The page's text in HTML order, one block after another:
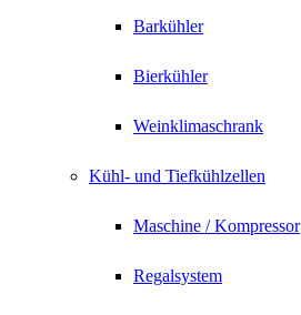
Barkühler
Bierkühler
Weinklimaschrank
Kühl- und Tiefkühlzellen
Maschine / Kompressor
Regalsystem